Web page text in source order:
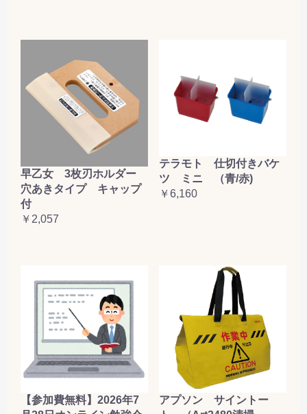
早乙女 3枚刃ホルダー
穴あきタイプ キャップ
付
￥2,057
テラモト 仕切付きバケ
ツ ミニ （青/赤)
￥6,160
【参加費無料】2026年7
アプソン サイントー